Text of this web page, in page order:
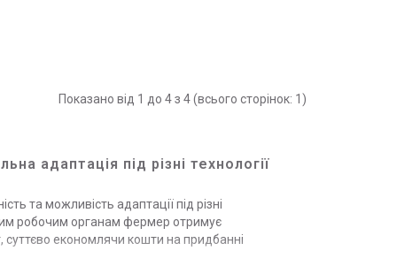
Показано від 1 до 4 з 4 (всього сторінок: 1)
адаптація під різні технології
та можливість адаптації під різні
робочим органам фермер отримує
суттєво економлячи кошти на придбанні